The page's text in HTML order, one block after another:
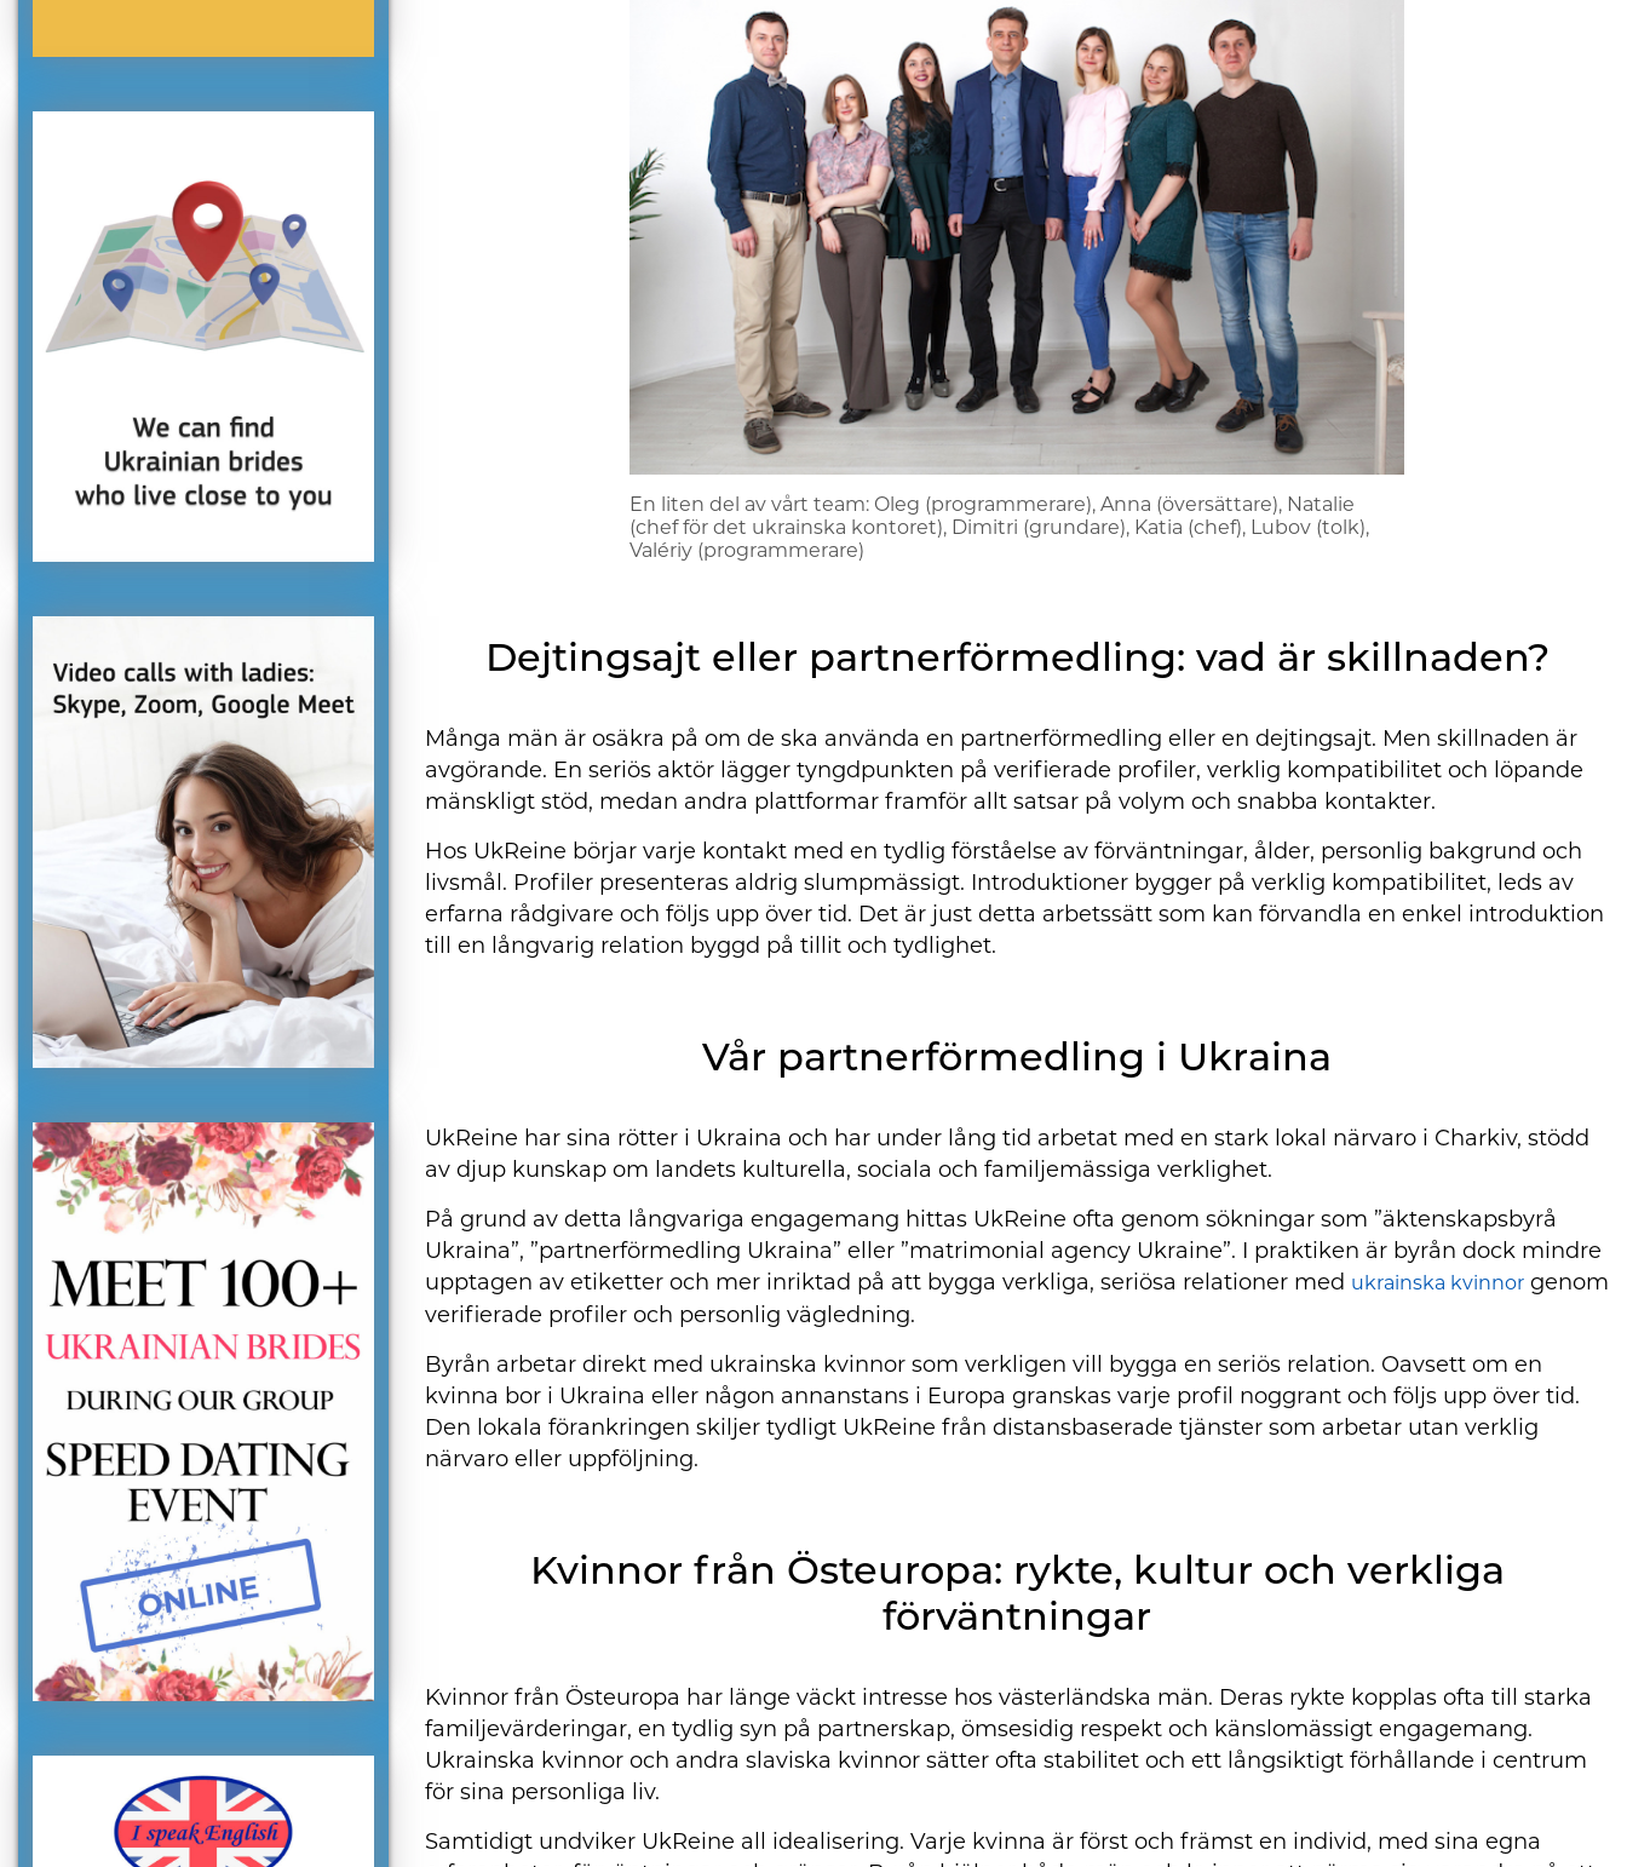
En liten del av vårt team: Oleg (programmerare), Anna (översättare), Natalie
(chef för det ukrainska kontoret), Dimitri (grundare), Katia (chef), Lubov (tolk),
Valériy (programmerare)
Dejtingsajt eller partnerförmedling: vad är skillnaden?
Många män är osäkra på om de ska använda en partnerförmedling eller en dejtingsajt. Men skillnaden är
avgörande. En seriös aktör lägger tyngdpunkten på verifierade profiler, verklig kompatibilitet och löpande
mänskligt stöd, medan andra plattformar framför allt satsar på volym och snabba kontakter.
Hos UkReine börjar varje kontakt med en tydlig förståelse av förväntningar, ålder, personlig bakgrund och
livsmål. Profiler presenteras aldrig slumpmässigt. Introduktioner bygger på verklig kompatibilitet, leds av
erfarna rådgivare och följs upp över tid. Det är just detta arbetssätt som kan förvandla en enkel introduktion
till en långvarig relation byggd på tillit och tydlighet.
Vår partnerförmedling i Ukraina
UkReine har sina rötter i Ukraina och har under lång tid arbetat med en stark lokal närvaro i Charkiv, stödd
av djup kunskap om landets kulturella, sociala och familjemässiga verklighet.
På grund av detta långvariga engagemang hittas UkReine ofta genom sökningar som ”äktenskapsbyrå
Ukraina”, ”partnerförmedling Ukraina” eller ”matrimonial agency Ukraine”. I praktiken är byrån dock mindre
upptagen av etiketter och mer inriktad på att bygga verkliga, seriösa relationer med ukrainska kvinnor genom
verifierade profiler och personlig vägledning.
Byrån arbetar direkt med ukrainska kvinnor som verkligen vill bygga en seriös relation. Oavsett om en
kvinna bor i Ukraina eller någon annanstans i Europa granskas varje profil noggrant och följs upp över tid.
Den lokala förankringen skiljer tydligt UkReine från distansbaserade tjänster som arbetar utan verklig
närvaro eller uppföljning.
Kvinnor från Östeuropa: rykte, kultur och verkliga
förväntningar
Kvinnor från Östeuropa har länge väckt intresse hos västerländska män. Deras rykte kopplas ofta till starka
familjevärderingar, en tydlig syn på partnerskap, ömsesidig respekt och känslomässigt engagemang.
Ukrainska kvinnor och andra slaviska kvinnor sätter ofta stabilitet och ett långsiktigt förhållande i centrum
för sina personliga liv.
Samtidigt undviker UkReine all idealisering. Varje kvinna är först och främst en individ, med sina egna